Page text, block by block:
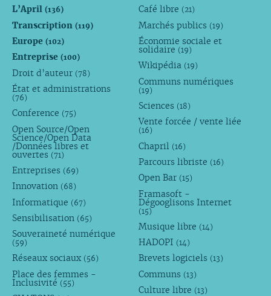
L’April (136)
Transcription (119)
Europe (102)
Entreprise (100)
Droit d’auteur (78)
État et administrations
(76)
Conference (75)
Open Source/Open
Science/Open Data
/Données libres et
ouvertes (71)
Entreprises (69)
Innovation (68)
Informatique (67)
Sensibilisation (65)
Souveraineté numérique
(59)
Réseaux sociaux (56)
Place des femmes -
Inclusivité (55)
Café libre (21)
Marchés publics (19)
Économie sociale et
solidaire (19)
Wikipédia (19)
Communs numériques
(19)
Sciences (18)
Vente forcée / vente liée
(16)
Chapril (16)
Parcours libriste (16)
Open Bar (15)
Framasoft -
Dégooglisons Internet
(15)
Musique libre (14)
HADOPI (14)
Brevets logiciels (13)
Communs (13)
Culture libre (13)